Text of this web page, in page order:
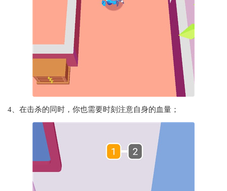
4、在击杀的同时，你也需要时刻注意自身的血量；